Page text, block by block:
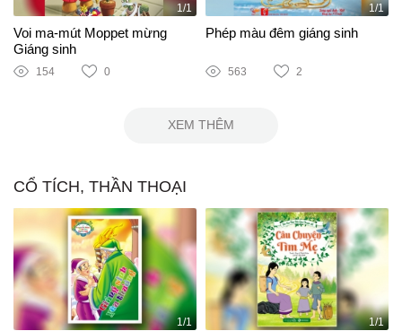
1/1
Voi ma-mút Moppet mừng
Giáng sinh
154 0
1/1
Phép màu đêm giáng sinh
563 2
XEM THÊM
CỔ TÍCH, THẦN THOẠI
1/1 1/1